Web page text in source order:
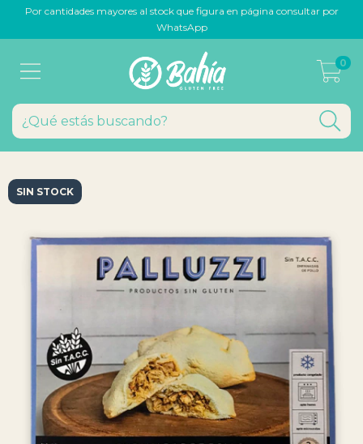
Por cantidades mayores al stock que figura en página consultar por
WhatsApp
0
SIN STOCK